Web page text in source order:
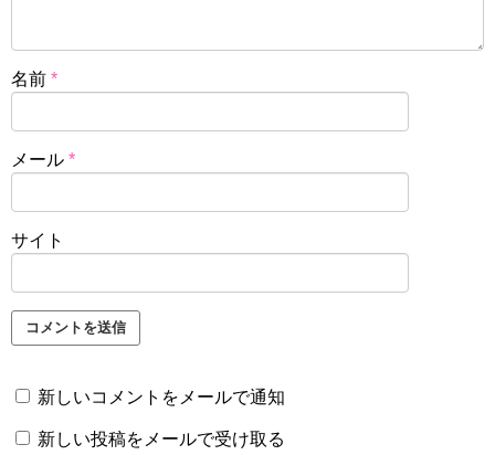
名前 *
メール *
サイト
新しいコメントをメールで通知
新しい投稿をメールで受け取る